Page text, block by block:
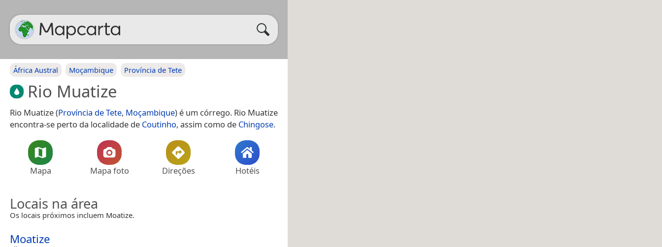
África Austral Moçambique Província de Tete
Rio Muatize
Rio Muatize (Província de Tete, Moçambique) é um córrego. Rio Muatize
encontra-se perto da localidade de Coutinho, assim como de Chingose.
Mapa Mapa foto Direções Hotéis
Locais na área
Os locais próximos incluem Moatize.
Moatize